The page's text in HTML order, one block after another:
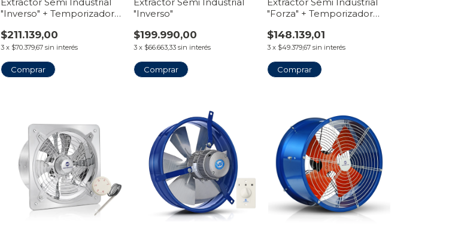
Extractor Semi Industrial
"Inverso" + Temporizador
$211.139,00
3 x $70.379,67 sin interés
Comprar
Extractor Semi Industrial
"Inverso"
$199.990,00
3 x $66.663,33 sin interés
Comprar
Extractor Semi Industrial
"Forza" + Temporizador
$148.139,01
3 x $49.379,67 sin interés
Comprar